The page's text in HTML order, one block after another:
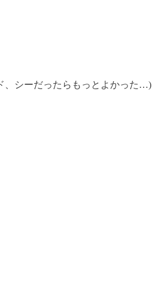
、シーだったらもっとよかった…)